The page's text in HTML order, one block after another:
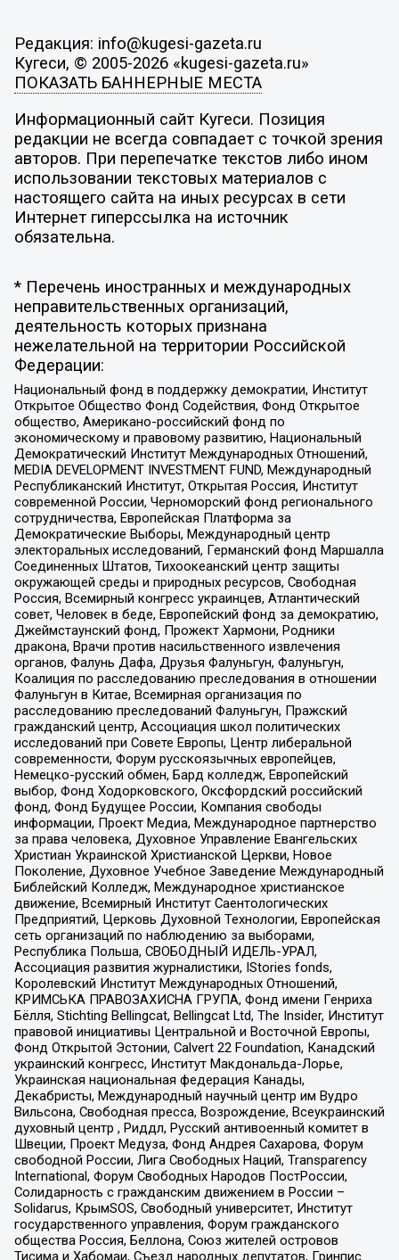
Редакция: info@kugesi-gazeta.ru
Кугеси, © 2005-2026 «kugesi-gazeta.ru»
ПОКАЗАТЬ БАННЕРНЫЕ МЕСТА
Информационный сайт Кугеси. Позиция
редакции не всегда совпадает с точкой зрения
авторов. При перепечатке текстов либо ином
использовании текстовых материалов с
настоящего сайта на иных ресурсах в сети
Интернет гиперссылка на источник
обязательна.
* Перечень иностранных и международных
неправительственных организаций,
деятельность которых признана
нежелательной на территории Российской
Федерации:
Национальный фонд в поддержку демократии, Институт
Открытое Общество Фонд Содействия, Фонд Открытое
общество, Американо-российский фонд по
экономическому и правовому развитию, Национальный
Демократический Институт Международных Отношений,
MEDIA DEVELOPMENT INVESTMENT FUND, Международный
Республиканский Институт, Открытая Россия, Институт
современной России, Черноморский фонд регионального
сотрудничества, Европейская Платформа за
Демократические Выборы, Международный центр
электоральных исследований, Германский фонд Маршалла
Соединенных Штатов, Тихоокеанский центр защиты
окружающей среды и природных ресурсов, Свободная
Россия, Всемирный конгресс украинцев, Атлантический
совет, Человек в беде, Европейский фонд за демократию,
Джеймстаунский фонд, Прожект Хармони, Родники
дракона, Врачи против насильственного извлечения
органов, Фалунь Дафа, Друзья Фалуньгун, Фалуньгун,
Коалиция по расследованию преследования в отношении
Фалуньгун в Китае, Всемирная организация по
расследованию преследований Фалуньгун, Пражский
гражданский центр, Ассоциация школ политических
исследований при Совете Европы, Центр либеральной
современности, Форум русскоязычных европейцев,
Немецко-русский обмен, Бард колледж, Европейский
выбор, Фонд Ходорковского, Оксфордский российский
фонд, Фонд Будущее России, Компания свободы
информации, Проект Медиа, Международное партнерство
за права человека, Духовное Управление Евангельских
Христиан Украинской Христианской Церкви, Новое
Поколение, Духовное Учебное Заведение Международный
Библейский Колледж, Международное христианское
движение, Всемирный Институт Саентологических
Предприятий, Церковь Духовной Технологии, Европейская
сеть организаций по наблюдению за выборами,
Республика Польша, СВОБОДНЫЙ ИДЕЛЬ-УРАЛ,
Ассоциация развития журналистики, IStories fonds,
Королевский Институт Международных Отношений,
КРИМСЬКА ПРАВОЗАХИСНА ГРУПА, Фонд имени Генриха
Бёлля, Stichting Bellingcat, Bellingcat Ltd, The Insider, Институт
правовой инициативы Центральной и Восточной Европы,
Фонд Открытой Эстонии, Calvert 22 Foundation, Канадский
украинский конгресс, Институт Макдональда-Лорье,
Украинская национальная федерация Канады,
Декабристы, Международный научный центр им Вудро
Вильсона, Свободная пресса, Возрождение, Всеукраинский
духовный центр , Риддл, Русский антивоенный комитет в
Швеции, Проект Медуза, Фонд Андрея Сахарова, Форум
свободной России, Лига Свободных Наций, Transparеncy
International, Форум Свободных Народов ПостРоссии,
Солидарность с гражданским движением в России –
Solidarus, КрымSOS, Свободный университет, Институт
государственного управления, Форум гражданского
общества Россия, Беллона, Союз жителей островов
Тисима и Хабомаи, Съезд народных депутатов, Гринпис